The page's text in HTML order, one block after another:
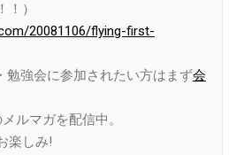
）
20081106/flying-first-
勉強会に参加されたい方はまず会
ルマガを配信中。
楽しみ!